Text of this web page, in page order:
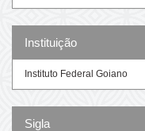
Instituição
Instituto Federal Goiano
Sigla